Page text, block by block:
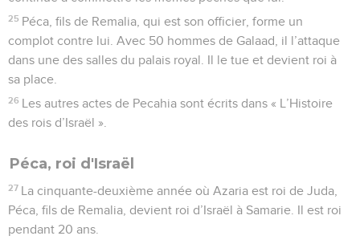
25 Péca, fils de Remalia, qui est son officier, forme un
complot contre lui. Avec 50 hommes de Galaad, il l’attaque
dans une des salles du palais royal. Il le tue et devient roi à
sa place.
26 Les autres actes de Pecahia sont écrits dans « L’Histoire
des rois d’Israël ».
Péca, roi d'Israël
27 La cinquante-deuxième année où Azaria est roi de Juda,
Péca, fils de Remalia, devient roi d’Israël à Samarie. Il est roi
pendant 20 ans.